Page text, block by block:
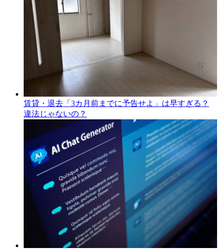
賃貸・退去「3カ月前までに予告せよ」は早すぎる？
違法じゃないの？